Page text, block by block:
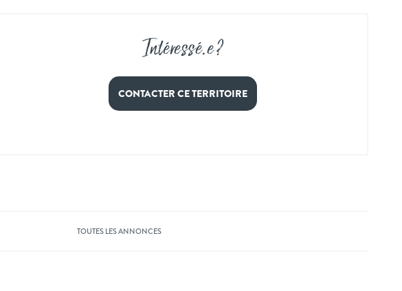
Intéressé.e ?
CONTACTER CE TERRITOIRE
TOUTES LES ANNONCES